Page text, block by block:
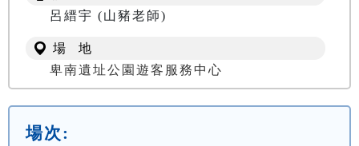
呂縉宇 (山豬老師)
場 地
卑南遺址公園遊客服務中心
場次: